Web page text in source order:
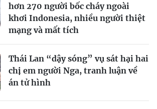
hơn 270 người bốc cháy ngoài
khơi Indonesia, nhiều người thiệt
mạng và mất tích
Thái Lan “dậy sóng” vụ sát hại hai
chị em người Nga, tranh luận về
án tử hình